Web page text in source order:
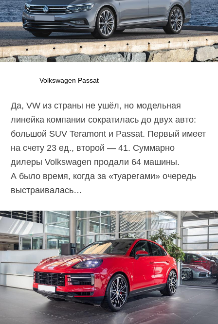
Volkswagen Passat
Да, VW из страны не ушёл, но модельная
линейка компании сократилась до двух авто:
большой SUV Teramont и Passat. Первый имеет
на счету 23 ед., второй — 41. Суммарно
дилеры Volkswagen продали 64 машины.
А было время, когда за «туарегами» очередь
выстраивалась…